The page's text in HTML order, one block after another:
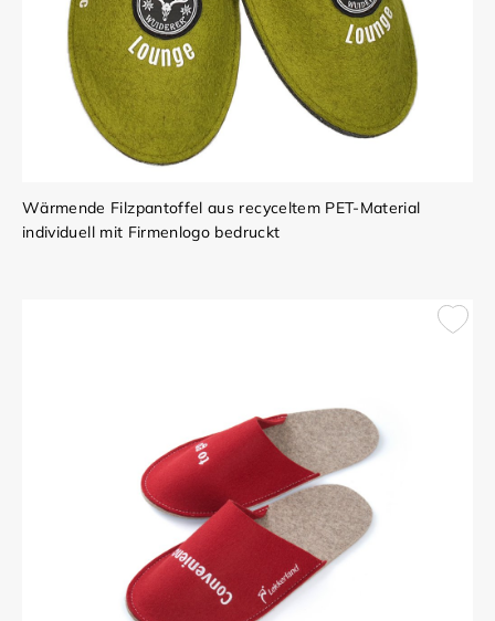
Wärmende Filzpantoffel aus recyceltem PET-Material
individuell mit Firmenlogo bedruckt